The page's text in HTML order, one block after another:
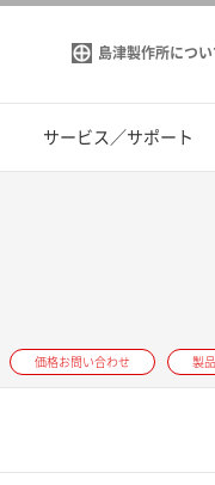
島津製作所につい
サービス／サポート
価格お問い合わせ 製